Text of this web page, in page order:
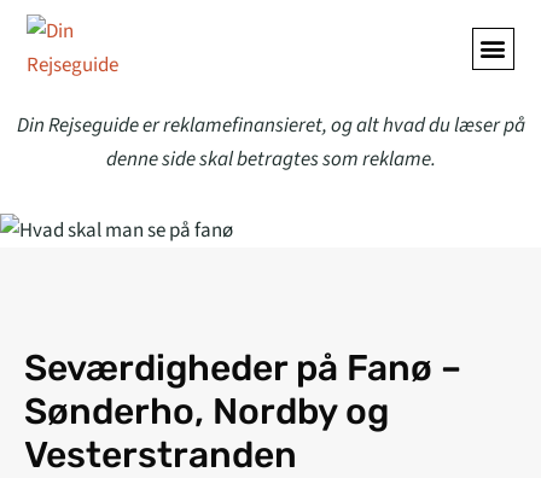
Din Rejseguide er reklamefinansieret, og alt hvad du læser på
denne side skal betragtes som reklame.
Seværdigheder på Fanø –
Sønderho, Nordby og
Vesterstranden